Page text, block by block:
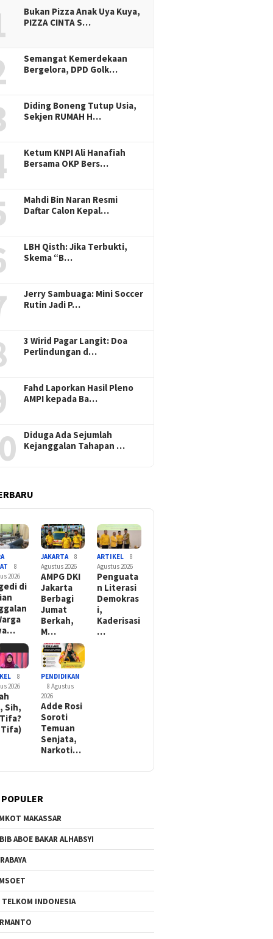
Bukan Pizza Anak Uya Kuya,
PIZZA CINTA S…
Semangat Kemerdekaan
Bergelora, DPD Golk…
Diding Boneng Tutup Usia,
Sekjen RUMAH H…
Ketum KNPI Ali Hanafiah
Bersama OKP Bers…
Mahdi Bin Naran Resmi
Daftar Calon Kepal…
LBH Qisth: Jika Terbukti,
Skema “B…
Jerry Sambuaga: Mini Soccer
Rutin Jadi P…
3 Wirid Pagar Langit: Doa
Perlindungan d…
Fahd Laporkan Hasil Pleno
AMPI kepada Ba…
Diduga Ada Sejumlah
Kejanggalan Tahapan …
8
2026
di
JAKARTA
8
Agustus 2026
AMPG DKI
Jakarta
Berbagi
Jumat
Berkah,
M…
ARTIKEL
8
Agustus 2026
Penguata
n Literasi
Demokras
i,
Kaderisasi
…
8
2026
Sih,
PENDIDIKAN
8 Agustus
2026
Adde Rosi
Soroti
Temuan
Senjata,
Narkoti…
MAKASSAR
ABOE BAKAR ALHABSYI
INDONESIA